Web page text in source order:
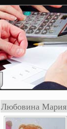
Любовина